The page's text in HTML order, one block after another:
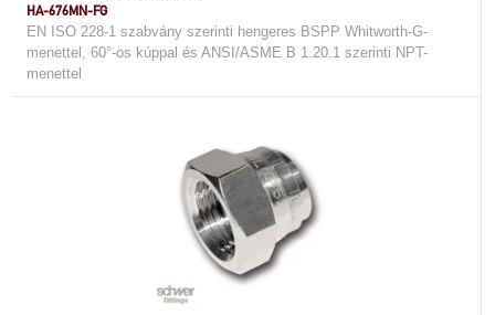
HA-676MN-FG
EN ISO 228-1 szabvány szerinti hengeres BSPP Whitworth-G-
menettel, 60°-os kúppal és ANSI/ASME B 1.20.1 szerinti NPT-
menettel